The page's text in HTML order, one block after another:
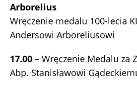
Arborelius
Wręczenie medalu 100-lecia
Andersowi Arboreliusowi
17.00 – Wręczenie Medalu za
Abp. Stanisławowi